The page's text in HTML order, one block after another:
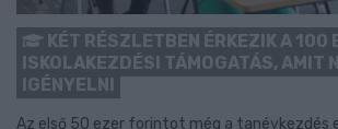
KÉT RÉSZLETBEN ÉRKEZIK A 100
ISKOLAKEZDÉSI TÁMOGATÁS, AMIT
IGÉNYELNI
Az első 50 ezer forintot még a